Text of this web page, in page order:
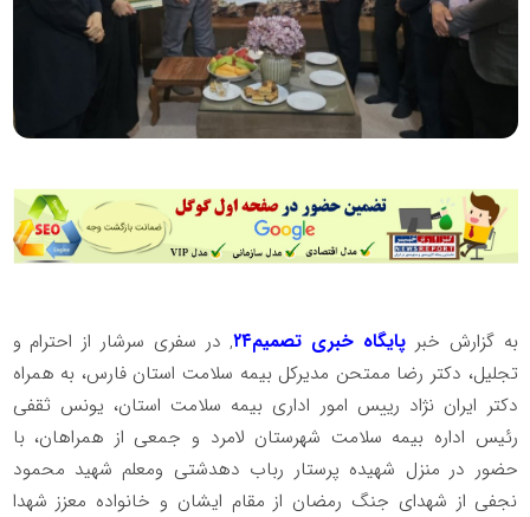
به گزارش خبر پایگاه خبری تصمیم۲۴
, در سفری سرشار از احترام و
تجلیل، دکتر رضا ممتحن مدیرکل بیمه سلامت استان فارس، به همراه
دکتر ایران‌ نژاد رییس امور اداری بیمه سلامت استان، یونس ثقفی
رئیس اداره بیمه سلامت شهرستان لامرد و جمعی از همراهان، با
حضور در منزل شهیده پرستار رباب دهدشتی ومعلم شهید محمود
نجفی از شهدای جنگ رمضان از مقام ایشان و خانواده معزز شهدا